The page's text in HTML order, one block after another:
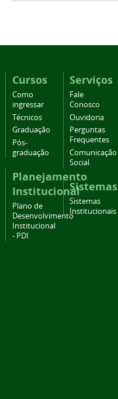
Cursos
Como
ingressar
Técnicos
Graduação
Pós-
graduação
Planejamento
Institucional
Plano de
Desenvolvimento
Institucional
- PDI
Serviços
Fale
Conosco
Ouvidoria
Perguntas
Frequentes
Comunicação
Social
Sistemas
Sistemas
Institucionais